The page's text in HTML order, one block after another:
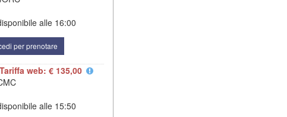
alle 16:00
per prenotare
Tariffa web: € 135,00
alle 15:50